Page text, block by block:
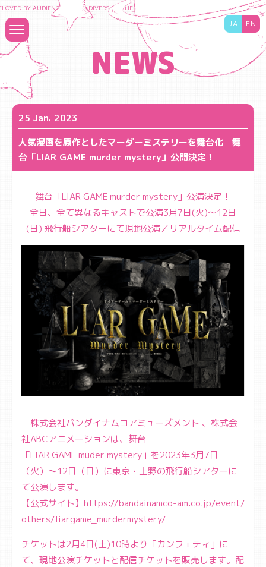
BY AUDIENCES TO DIVERSIFY THE CONTENT BUSINESS AND MAXIMIZE THE
JA EN
NEWS
25 Jan. 2023
人気漫画を原作としたマーダーミステリーを舞台化 舞
台「LIAR GAME murder mystery」公開決定！￼
舞台「LIAR GAME murder mystery」公演決定！
全日、全て異なるキャストで公演3月7日(火)～12日
(日) 飛行船シアターにて現地公演／リアルタイム配信
株式会社バンダイナムコアミューズメント 、株式会
社ABCアニメーションは、舞台
「LIAR GAME muder mystery」 を2023年3月7日
（火）〜12日（日）に東京・上野の飛行船シアターに
て公演します。
【公式サイト】 https://bandainamco-am.co.jp/event/
others/liargame_murdermystery/
チケットは2月4日(土)10時より「カンフェティ」に
て、現地公演チケットと配信チケットを販売します。配